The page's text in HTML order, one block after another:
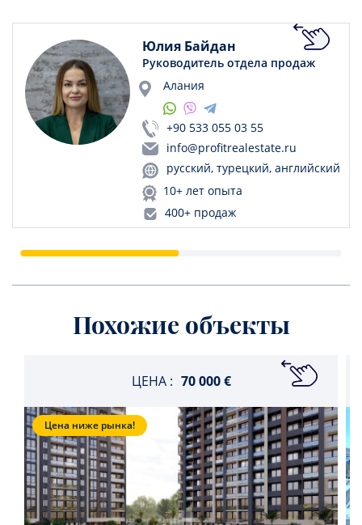
Юлия Байдан
Руководитель отдела продаж
Алания
+90 533 055 03 55
info@profitrealestate.ru
русский, турецкий, английский
10+ лет опыта
400+ продаж
Похожие объекты
ЦЕНА : 70 000 €
Цена ниже рынка!